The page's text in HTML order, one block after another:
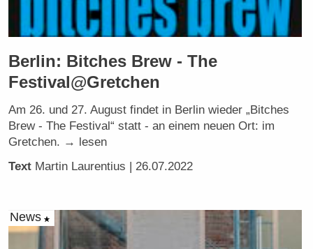
Berlin: Bitches Brew - The
Festival@Gretchen
Am 26. und 27. August findet in Berlin wieder „Bitches
Brew - The Festival“ statt - an einem neuen Ort: im
Gretchen. → lesen
Text Martin Laurentius | 26.07.2022
News